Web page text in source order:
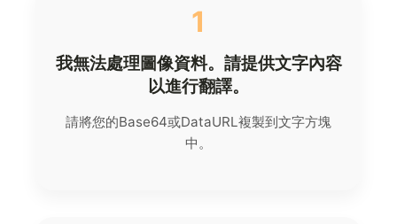
1
我無法處理圖像資料。請提供文字內容
以進行翻譯。
請將您的Base64或DataURL複製到文字方塊
中。